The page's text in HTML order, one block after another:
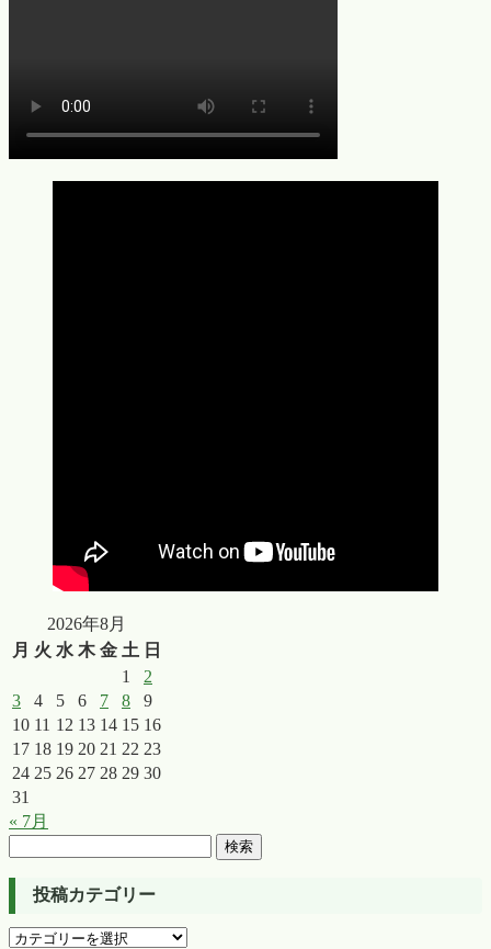
2026年8月
月 火 水 木 金 土 日
1
2
3
4 5 6 7 8
9
10 11 12 13 14 15 16
17 18 19 20 21 22 23
24 25 26 27 28 29 30
31
« 7月
投稿カテゴリー
投